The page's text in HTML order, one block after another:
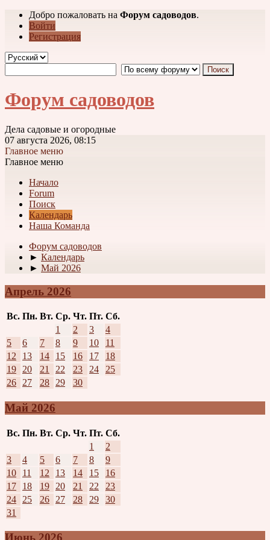
Добро пожаловать на Форум садоводов.
Войти
Регистрация
Форум садоводов
Дела садовые и огородные
07 августа 2026, 08:15
Главное меню
Главное меню
Начало
Forum
Поиск
Календарь
Наша Команда
Форум садоводов
► Календарь
► Май 2026
Апрель 2026
Вс. Пн. Вт. Ср. Чт. Пт. Сб.
1
2 3
4
5
6 7 8 9 10
11
12
13 14 15 16 17
18
19
20 21 22 23 24
25
26
27 28 29 30
Май 2026
Вс. Пн. Вт. Ср. Чт. Пт. Сб.
1
2
3
4 5 6 7 8
9
10
11 12 13 14 15
16
17
18 19 20 21 22
23
24
25 26 27 28 29
30
31